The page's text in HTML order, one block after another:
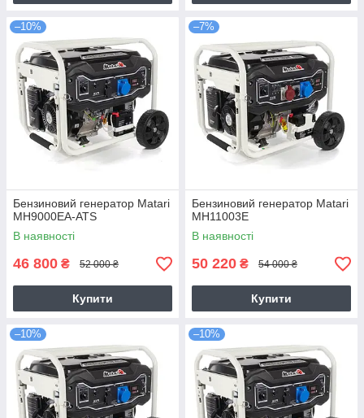
–10%
Бензиновий генератор Matari
MH9000EA-ATS
В наявності
46 800 ₴ 52 000 ₴
Купити
–7%
Бензиновий генератор Matari
MH11003E
В наявності
50 220 ₴ 54 000 ₴
Купити
–10% –10%